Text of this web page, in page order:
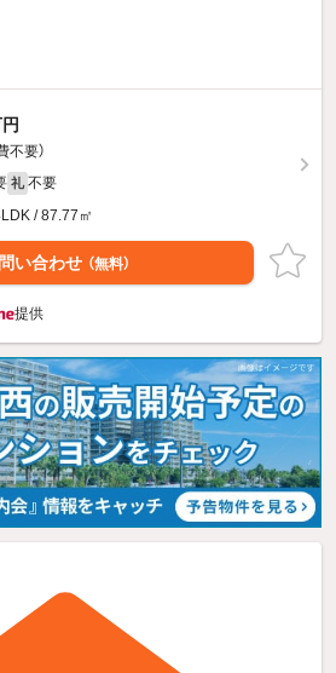
不要）
礼 不要
/ 87.77㎡
い合わせ （無料）
提供